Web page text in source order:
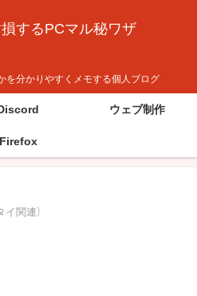
するPCマル秘ワザ
を分かりやすくメモする個人ブログ
ウェブ制作
Firefox
イ関連）